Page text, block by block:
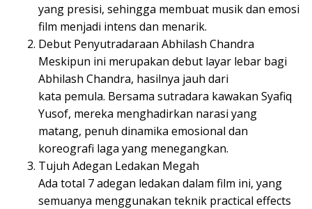
yang presisi, sehingga membuat musik dan emosi
film menjadi intens dan menarik.
Debut Penyutradaraan Abhilash Chandra
Meskipun ini merupakan debut layar lebar bagi
Abhilash Chandra, hasilnya jauh dari
kata pemula. Bersama sutradara kawakan Syafiq
Yusof, mereka menghadirkan narasi yang
matang, penuh dinamika emosional dan
koreografi laga yang menegangkan.
Tujuh Adegan Ledakan Megah
Ada total 7 adegan ledakan dalam film ini, yang
semuanya menggunakan teknik practical effects